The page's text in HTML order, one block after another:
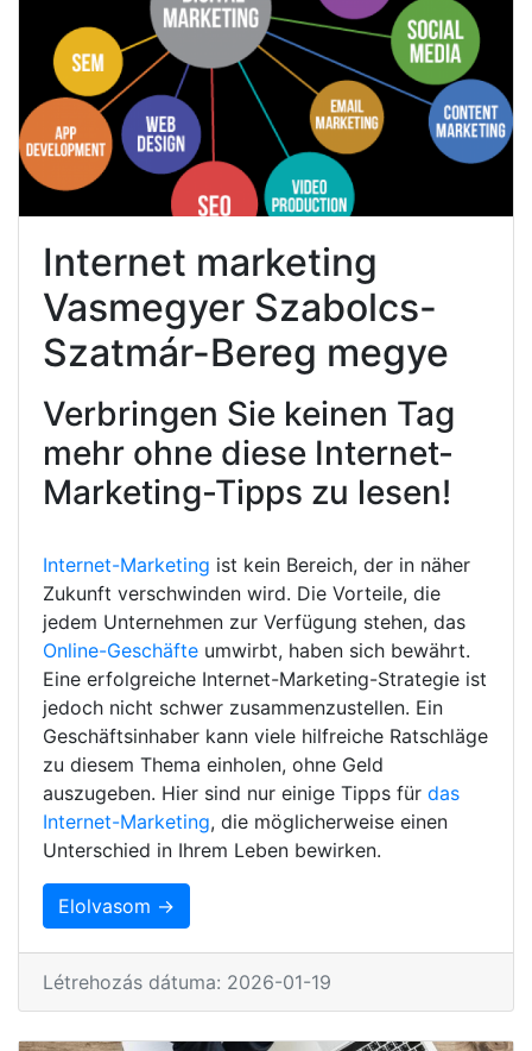
Internet marketing
Vasmegyer Szabolcs-
Szatmár-Bereg megye
Verbringen Sie keinen Tag
mehr ohne diese Internet-
Marketing-Tipps zu lesen!
Internet-Marketing ist kein Bereich, der in näher
Zukunft verschwinden wird. Die Vorteile, die
jedem Unternehmen zur Verfügung stehen, das
Online-Geschäfte umwirbt, haben sich bewährt.
Eine erfolgreiche Internet-Marketing-Strategie ist
jedoch nicht schwer zusammenzustellen. Ein
Geschäftsinhaber kann viele hilfreiche Ratschläge
zu diesem Thema einholen, ohne Geld
auszugeben. Hier sind nur einige Tipps für das
Internet-Marketing, die möglicherweise einen
Unterschied in Ihrem Leben bewirken.
Elolvasom →
Létrehozás dátuma: 2026-01-19